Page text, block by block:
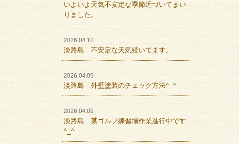
いよいよ天気不安定な季節近づいてまい
りました。
2026.04.10
淡路島 不安定な天気続いてます。
2026.04.09
淡路島 外壁塗装のチェック方法^_^
2026.04.09
淡路島 某ゴルフ練習場作業進行中です
^_^